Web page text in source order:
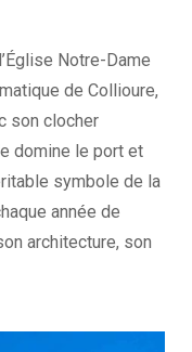
Notre-Dame
de Collioure,
son clocher
domine le port et
symbole de la
année de
architecture, son